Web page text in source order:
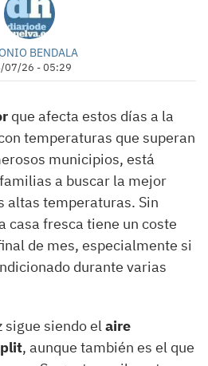
BENDALA
07/26 - 05:29
que afecta estos días a la
temperaturas que superan
municipios, está
a buscar la mejor
altas temperaturas. Sin
casa fresca tiene un coste
de mes, especialmente si
durante varias
sigue siendo elaire
, aunque también es el que